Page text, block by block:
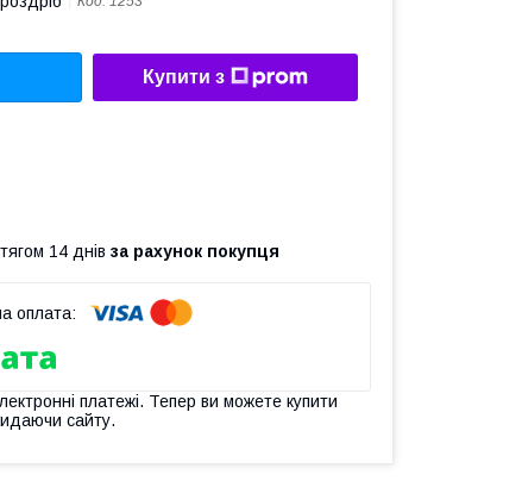
Купити з
14 днів за рахунок покупця
платежі. Тепер ви можете купити
сайту.